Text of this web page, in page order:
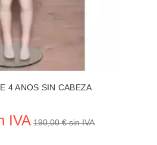
4 ANOS SIN CABEZA
IVA 190,00 € sin IVA